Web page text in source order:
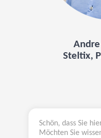
Steltix,
Schön, dass Sie
Möchten Sie